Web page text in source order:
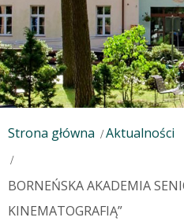
Strona główna Aktualności
BORNEŃSKA AKADEMIA
KINEMATOGRAFIĄ”